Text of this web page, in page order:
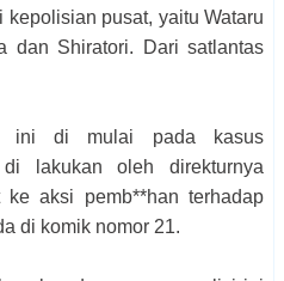
pusat, yaitu Wataru
dan Shiratori. Dari satlantas
ini di mulai pada kasus
lakukan oleh direkturnya
aksi pemb**han terhadap
di komik nomor 21.